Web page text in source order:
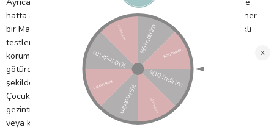
Ayrıca Magna-Tiles, ilgili tüm güvenlik standartlarını karşılar ve
hatta aşar. İçinizin rahat etmesi için, her bir manyetik şekil ve her
bir Magna-Tiles seti bu yüksek standartları korumak için sürekli
testlere tabi tutulur. BPA, ftalat ve lateks içermez. Çocukları
korumak için, manyetik şekilleri ellerine ve hatta ağızlarına
götürdüklerinde zarar görmeyecekleri ve yutamayacakları
şekilde üretilmiş, tamamen güvenli bir tasarıma sahiptir.
Çocuklarınız Magna-Tiles setleri ile hayal dünyalarında bir
gezintiye çıktığında gönül rahatlığı ile onlar ile birlikte oynayabilir
veya kendinize zaman ayırabilirsiniz.